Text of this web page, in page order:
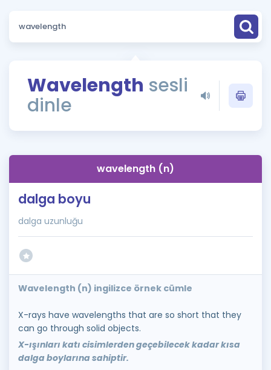
Puan Hesaplama
ÖSYM Sınav Takvimi
Kampanyalar
İngilizce Gramer
Wavelength sesli
dinle
wavelength (n)
dalga boyu
dalga uzunluğu
Wavelength (n) ingilizce örnek cümle
X-rays have wavelengths that are so short that they
can go through solid objects.
X-ışınları katı cisimlerden geçebilecek kadar kısa
dalga boylarına sahiptir.